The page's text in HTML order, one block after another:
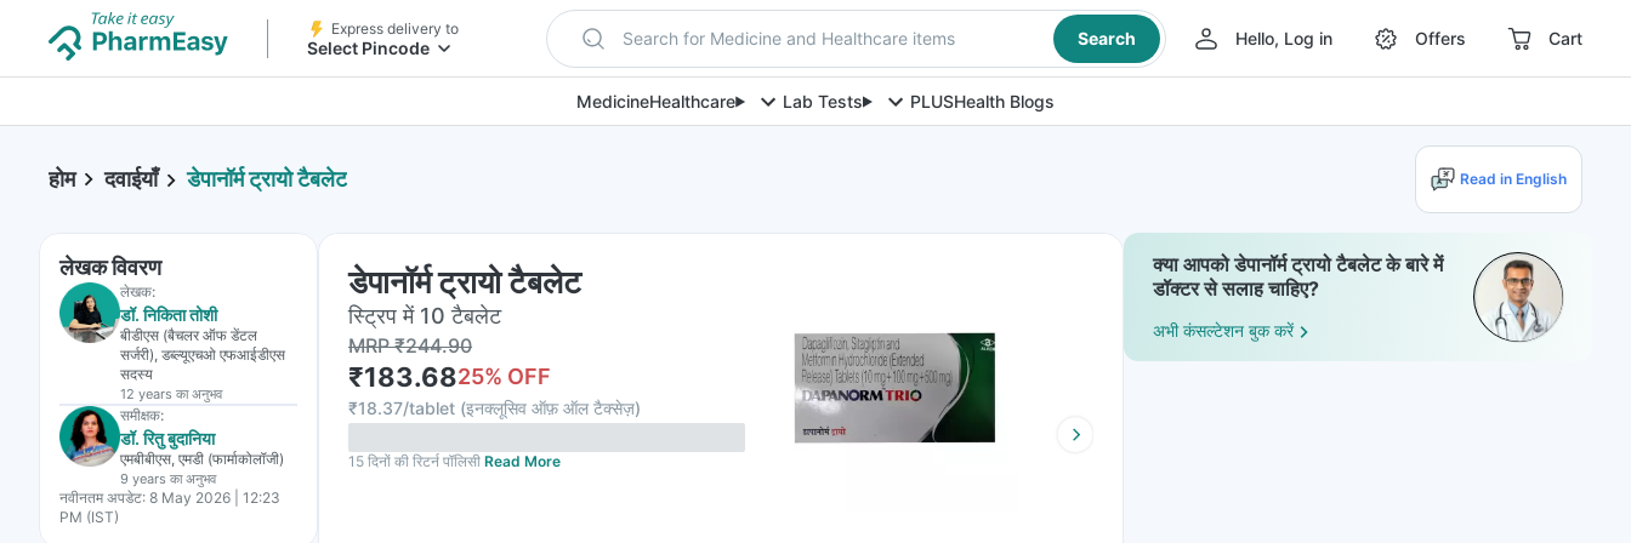
Express delivery to
Select Pincode Search for Medicine and Healthcare items Search Hello, Log in Offers Cart
MedicineHealthcare Lab Tests PLUSHealth Blogs
होम दवाईयाँ डेपानॉर्म ट्रायो टैबलेट Read in English
लेखक विवरण
लेखक:
डॉ. निकिता तोशी
बीडीएस (बैचलर ऑफ डेंटल
सर्जरी), डब्ल्यूएचओ एफआईडीएस
सदस्य
12 years का अनुभव
समीक्षक:
डॉ. रितु बुदानिया
एमबीबीएस, एमडी (फार्माकोलॉजी)
9 years का अनुभव
नवीनतम अपडेट: 8 May 2026 | 12:23
PM (IST)
डेपानॉर्म ट्रायो टैबलेट
स्ट्रिप में 10 टैबलेट
MRP₹244.90
₹183.6825% OFF
₹18.37/tablet (इनक्लूसिव ऑफ़ ऑल टैक्सेज़)
15 दिनों की रिटर्न पॉलिसी Read More
क्या आपको डेपानॉर्म ट्रायो टैबलेट के बारे में
डॉक्टर से सलाह चाहिए?
अभी कंसल्टेशन बुक करें